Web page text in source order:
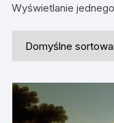
Wyświetlanie